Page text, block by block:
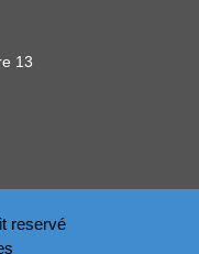
13
reservé